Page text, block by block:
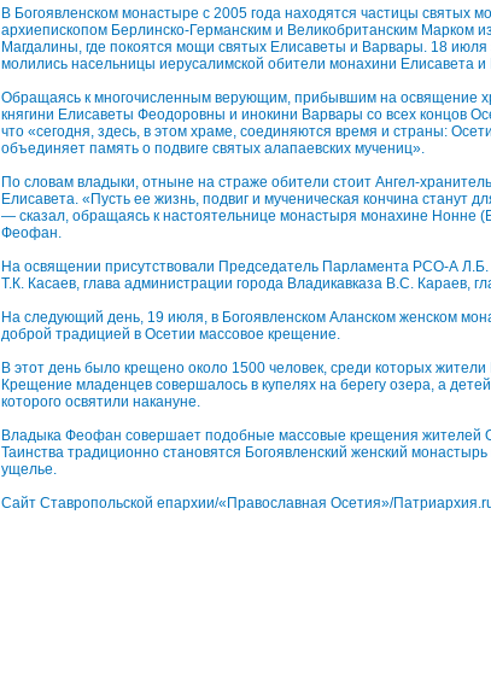
В Богоявленском монастыре с 2005 года находятся частицы святых
архиепископом Берлинско-Германским и Великобританским Марком
Магдалины, где покоятся мощи святых Елисаветы и Варвары. 18
молились насельницы иерусалимской обители монахини Елисавета
Обращаясь к многочисленным верующим, прибывшим на освящение
княгини Елисаветы Феодоровны и инокини Варвары со всех концов
что «сегодня, здесь, в этом храме, соединяются время и страны:
объединяет память о подвиге святых алапаевских мучениц».
По словам владыки, отныне на страже обители стоит Ангел-
Елисавета. «Пусть ее жизнь, подвиг и мученическая кончина станут
— сказал, обращаясь к настоятельнице монастыря монахине Нонне
Феофан.
На освящении присутствовали Председатель Парламента РСО-А
Т.К. Касаев, глава администрации города Владикавказа В.С. Караев,
На следующий день, 19 июля, в Богоявленском Аланском женском
доброй традицией в Осетии массовое крещение.
В этот день было крещено около 1500 человек, среди которых
Крещение младенцев совершалось в купелях на берегу озера, а
которого освятили накануне.
Владыка Феофан совершает подобные массовые крещения жителей
Таинства традиционно становятся Богоявленский женский
ущелье.
Сайт Ставропольской епархии/«Православная Осетия»/